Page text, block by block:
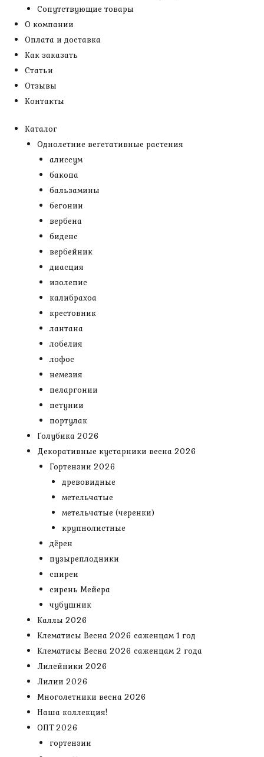
Сопутствующие товары
О компании
Оплата и доставка
Как заказать
Статьи
Отзывы
Контакты
Каталог
Однолетние вегетативные растения
алиссум
бакопа
бальзамины
бегонии
вербена
биденс
вербейник
диасция
изолепис
калибрахоа
крестовник
лантана
лобелия
лофос
немезия
пеларгонии
петунии
портулак
Голубика 2026
Декоративные кустарники весна 2026
Гортензии 2026
древовидные
метельчатые
метельчатые (черенки)
крупнолистные
дёрен
пузыреплодники
спиреи
сирень Мейера
чубушник
Каллы 2026
Клематисы Весна 2026 саженцам 1 год
Клематисы Весна 2026 саженцам 2 года
Лилейники 2026
Лилии 2026
Многолетники весна 2026
Наша коллекция!
ОПТ 2026
гортензии